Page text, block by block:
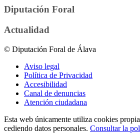
Diputación Foral
Actualidad
© Diputación Foral de Álava
Aviso legal
Política de Privacidad
Accesibilidad
Canal de denuncias
Atención ciudadana
Esta web únicamente utiliza cookies
cediendo datos personales. Consultar la